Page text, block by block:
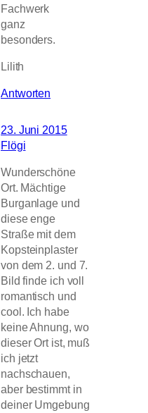
Fachwerk
ganz
besonders.
Lilith
Antworten
23. Juni 2015
Flögi
Wunderschöne
Ort. Mächtige
Burganlage und
diese enge
Straße mit dem
Kopsteinplaster
von dem 2. und 7.
Bild finde ich voll
romantisch und
cool. Ich habe
keine Ahnung, wo
dieser Ort ist, muß
ich jetzt
nachschauen,
aber bestimmt in
deiner Umgebung